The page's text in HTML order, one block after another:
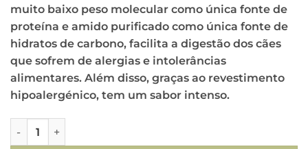
muito baixo peso molecular como única fonte de
proteína e amido purificado como única fonte de
hidratos de carbono, facilita a digestão dos cães
que sofrem de alergias e intolerâncias
alimentares. Além disso, graças ao revestimento
hipoalergénico, tem um sabor intenso.
Quantidade de Advance Veterinary Diets Cão Mini